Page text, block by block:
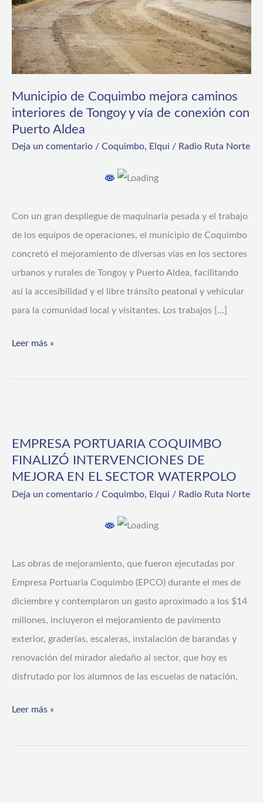
Municipio de Coquimbo mejora caminos
interiores de Tongoy y vía de conexión con
Puerto Aldea
Deja un comentario / Coquimbo, Elqui / Radio Ruta Norte
Con un gran despliegue de maquinaria pesada y el trabajo
de los equipos de operaciones, el municipio de Coquimbo
concretó el mejoramiento de diversas vías en los sectores
urbanos y rurales de Tongoy y Puerto Aldea, facilitando
así la accesibilidad y el libre tránsito peatonal y vehicular
para la comunidad local y visitantes. Los trabajos […]
interiores
de
Tongoy
y
vía
de
conexión
con
Leer más »
EMPRESA PORTUARIA COQUIMBO
FINALIZÓ INTERVENCIONES DE
MEJORA EN EL SECTOR WATERPOLO
Deja un comentario / Coquimbo, Elqui / Radio Ruta Norte
Las obras de mejoramiento, que fueron ejecutadas por
Empresa Portuaria Coquimbo (EPCO) durante el mes de
diciembre y contemplaron un gasto aproximado a los $14
millones, incluyeron el mejoramiento de pavimento
exterior, graderías, escaleras, instalación de barandas y
renovación del mirador aledaño al sector, que hoy es
disfrutado por los alumnos de las escuelas de natación,
COQUIMBO
EL
SECTOR
WATERPOLO
Leer más »